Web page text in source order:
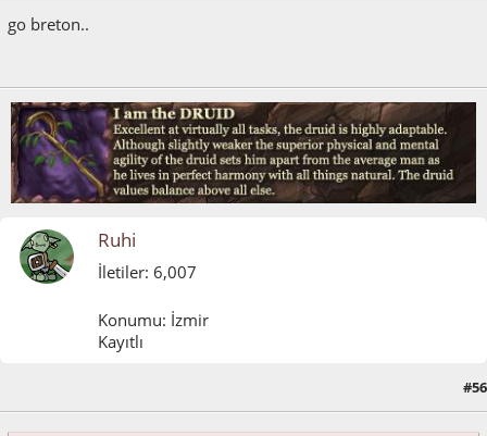
go breton..
Ruhi
İletiler: 6,007
Konumu: İzmir
Kayıtlı
#56